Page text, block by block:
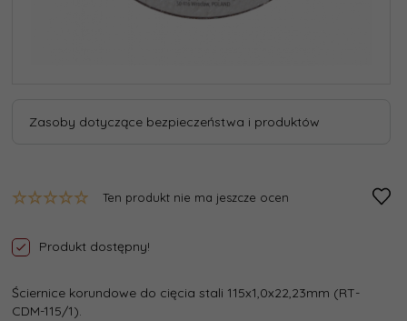
Zasoby dotyczące bezpieczeństwa i produktów
Ten produkt nie ma jeszcze ocen
Produkt dostępny!
Ściernice korundowe do cięcia stali 115x1,0x22,23mm (RT-
CDM-115/1).